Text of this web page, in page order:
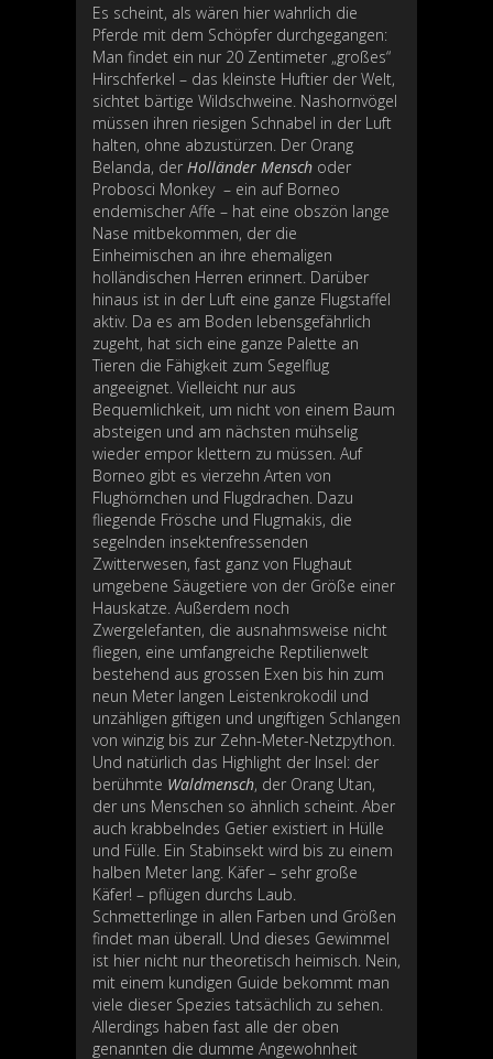
Es scheint, als wären hier wahrlich die
Pferde mit dem Schöpfer durchgegangen:
Man findet ein nur 20 Zentimeter „großes“
Hirschferkel – das kleinste Huftier der Welt,
sichtet bärtige Wildschweine. Nashornvögel
müssen ihren riesigen Schnabel in der Luft
halten, ohne abzustürzen. Der Orang
Belanda, der Holländer Mensch oder
Probosci Monkey – ein auf Borneo
endemischer Affe – hat eine obszön lange
Nase mitbekommen, der die
Einheimischen an ihre ehemaligen
holländischen Herren erinnert. Darüber
hinaus ist in der Luft eine ganze Flugstaffel
aktiv. Da es am Boden lebensgefährlich
zugeht, hat sich eine ganze Palette an
Tieren die Fähigkeit zum Segelflug
angeeignet. Vielleicht nur aus
Bequemlichkeit, um nicht von einem Baum
absteigen und am nächsten mühselig
wieder empor klettern zu müssen. Auf
Borneo gibt es vierzehn Arten von
Flughörnchen und Flugdrachen. Dazu
fliegende Frösche und Flugmakis, die
segelnden insektenfressenden
Zwitterwesen, fast ganz von Flughaut
umgebene Säugetiere von der Größe einer
Hauskatze. Außerdem noch
Zwergelefanten, die ausnahmsweise nicht
fliegen, eine umfangreiche Reptilienwelt
bestehend aus grossen Exen bis hin zum
neun Meter langen Leistenkrokodil und
unzähligen giftigen und ungiftigen Schlangen
von winzig bis zur Zehn-Meter-Netzpython.
Und natürlich das Highlight der Insel: der
berühmte Waldmensch, der Orang Utan,
der uns Menschen so ähnlich scheint. Aber
auch krabbelndes Getier existiert in Hülle
und Fülle. Ein Stabinsekt wird bis zu einem
halben Meter lang. Käfer – sehr große
Käfer! – pflügen durchs Laub.
Schmetterlinge in allen Farben und Größen
findet man überall. Und dieses Gewimmel
ist hier nicht nur theoretisch heimisch. Nein,
mit einem kundigen Guide bekommt man
viele dieser Spezies tatsächlich zu sehen.
Allerdings haben fast alle der oben
genannten die dumme Angewohnheit